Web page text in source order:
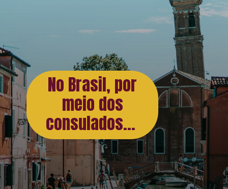
No Brasil, por
meio dos
consulados...